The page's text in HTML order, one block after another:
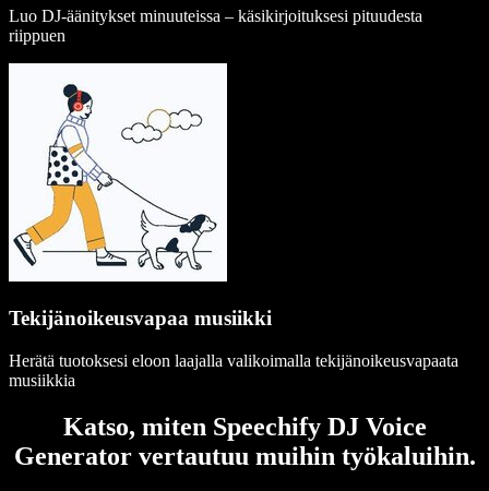
Luo DJ-äänitykset minuuteissa – käsikirjoituksesi pituudesta
riippuen
Tekijänoikeusvapaa musiikki
Herätä tuotoksesi eloon laajalla valikoimalla tekijänoikeusvapaata
musiikkia
Katso, miten Speechify DJ Voice
Generator vertautuu muihin työkaluihin.